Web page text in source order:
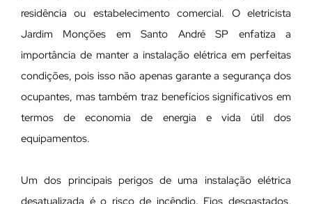
residência ou estabelecimento comercial. O eletricista
Jardim Monções em Santo André SP enfatiza a
importância de manter a instalação elétrica em perfeitas
condições, pois isso não apenas garante a segurança dos
ocupantes, mas também traz benefícios significativos em
termos de economia de energia e vida útil dos
equipamentos.
Um dos principais perigos de uma instalação elétrica
desatualizada é o risco de incêndio. Fios desgastados,